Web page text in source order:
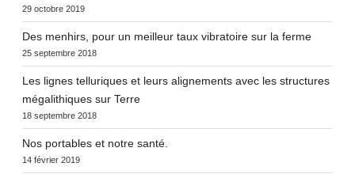
29 octobre 2019
Des menhirs, pour un meilleur taux vibratoire sur la ferme
25 septembre 2018
Les lignes telluriques et leurs alignements avec les structures
mégalithiques sur Terre
18 septembre 2018
Nos portables et notre santé.
14 février 2019